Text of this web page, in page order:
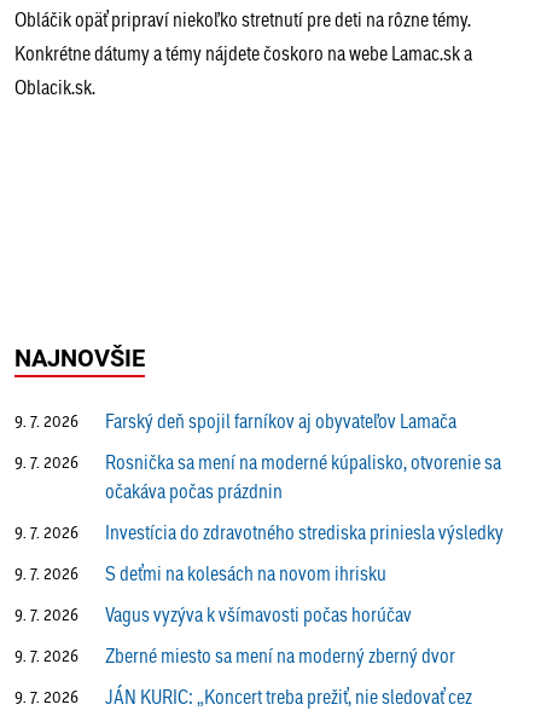
Obláčik opäť pripraví niekoľko stretnutí pre deti na rôzne témy.
Konkrétne dátumy a témy nájdete čoskoro na webe Lamac.sk a
Oblacik.sk.
NAJNOVŠIE
9. 7. 2026 Farský deň spojil farníkov aj obyvateľov Lamača
9. 7. 2026
Rosnička sa mení na moderné kúpalisko, otvorenie sa
očakáva počas prázdnin
9. 7. 2026 Investícia do zdravotného strediska priniesla výsledky
9. 7. 2026 S deťmi na kolesách na novom ihrisku
9. 7. 2026 Vagus vyzýva k všímavosti počas horúčav
9. 7. 2026 Zberné miesto sa mení na moderný zberný dvor
9. 7. 2026
JÁN KURIC: „Koncert treba prežiť, nie sledovať cez